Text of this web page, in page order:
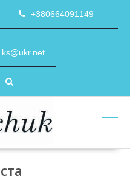
+380664091149